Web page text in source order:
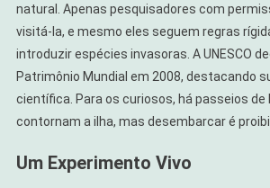
natural. Apenas pesquisadores com
visitá-la, e mesmo eles seguem regras
introduzir espécies invasoras. A UNESCO
Patrimônio Mundial em 2008, destacando
científica. Para os curiosos, há passeios de
contornam a ilha, mas desembarcar é
Um Experimento Vivo